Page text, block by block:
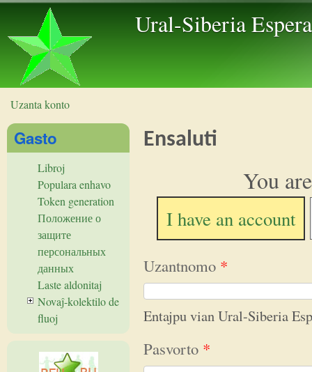
Ural-Siberia
Vi estas ĉi tie
Uzanta konto
Ensaluti
You
I have an account
Uzantnomo *
Entajpu vian Ural-Siberia
Pasvorto *
Gasto
Libroj
Populara enhavo
Token generation
Положение о
защите
персональных
данных
Laste aldonitaj
Novaĵ-kolektilo de
fluoj